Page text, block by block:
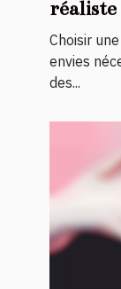
réaliste
Choisir
envies
des...